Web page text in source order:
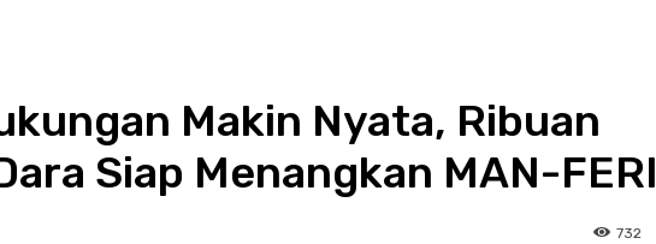
Makin Nyata, Ribuan
Siap Menangkan MAN-FERI
732